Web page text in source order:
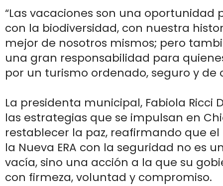
“Las vacaciones son una oportunidad
con la biodiversidad, con nuestra
mejor de nosotros mismos; pero
una gran responsabilidad para
por un turismo ordenado, seguro y de
La presidenta municipal, Fabiola Ricci
las estrategias que se impulsan en
restablecer la paz, reafirmando que
la Nueva ERA con la seguridad no es
vacía, sino una acción a la que su
con firmeza, voluntad y compromiso.